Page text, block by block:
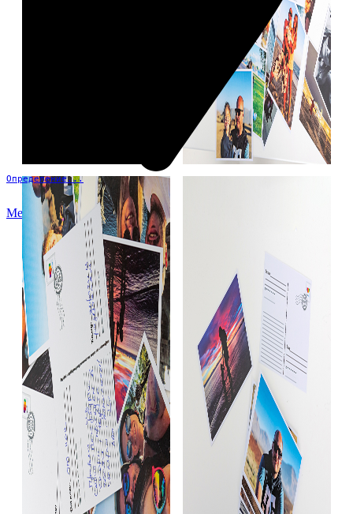
Определение...
Меню